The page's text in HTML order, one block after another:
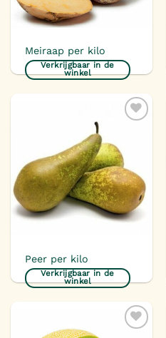
Meiraap per kilo
Verkrijgbaar in de
winkel
verlanglijst
Peer per kilo
Verkrijgbaar in de
winkel